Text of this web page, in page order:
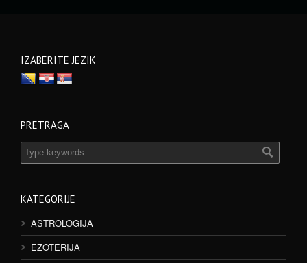
IZABERITE JEZIK
PRETRAGA
KATEGORIJE
ASTROLOGIJA
EZOTERIJA